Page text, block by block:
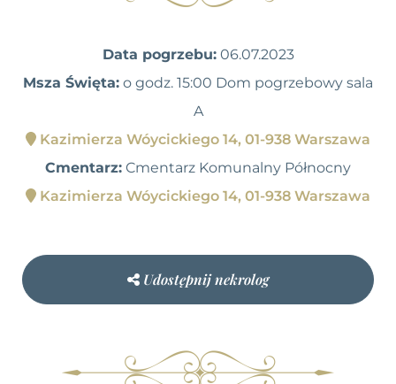
Data pogrzebu:06.07.2023
Msza Święta: o godz. 15:00 Dom pogrzebowy sala
A
Kazimierza Wóycickiego 14, 01-938 Warszawa
Cmentarz: Cmentarz Komunalny Północny
Kazimierza Wóycickiego 14, 01-938 Warszawa
Udostępnij nekrolog